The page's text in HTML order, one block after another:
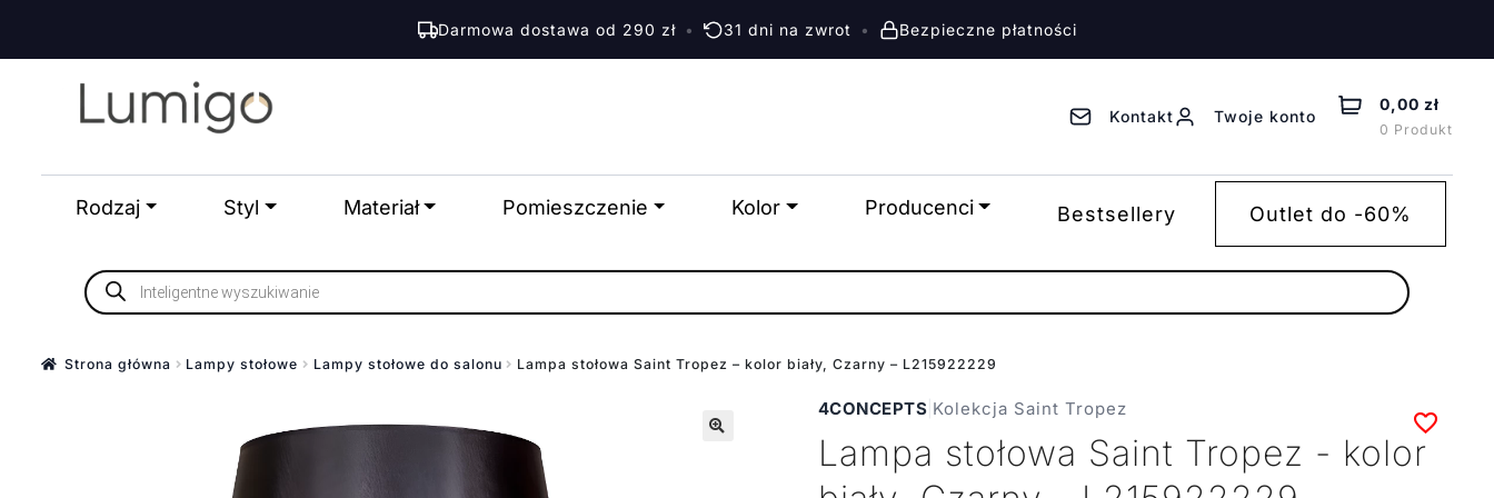
Darmowa dostawa od 290 zł • 31 dni na zwrot • Bezpieczne płatności
Przejdź
nawigacji
Przejdź
treści
Kontakt Twoje konto
Rodzaj Styl Materiał Pomieszczenie Kolor Producenci Bestsellery Outlet do -60%
0,00 zł
0 Produkt
Wyszukiwarka
produktów
Strona główna Lampy stołowe Lampy stołowe do salonu Lampa stołowa Saint Tropez – kolor biały, Czarny – L215922229
4CONCEPTS Kolekcja Saint Tropez
Lampa stołowa Saint Tropez - kolor